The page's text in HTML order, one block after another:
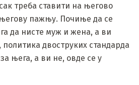
треба ставити на његово
пажњу. Почиње да се
да нисте муж и жена, а ви
политика двоструких стандарда
њега, а ви не, овде се у